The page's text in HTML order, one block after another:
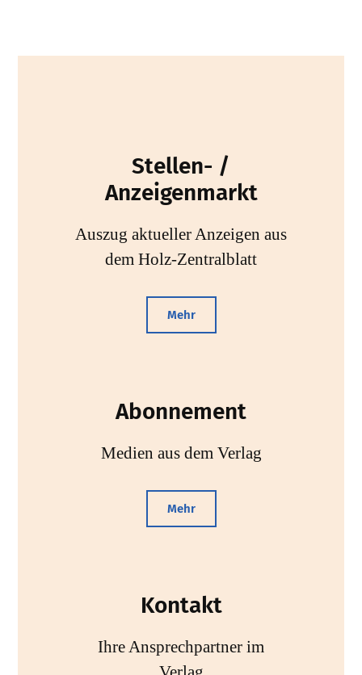
Stellen- /
Anzeigenmarkt
Auszug aktueller Anzeigen aus
dem Holz-Zentralblatt
Mehr
Abonnement
Medien aus dem Verlag
Mehr
Kontakt
Ihre Ansprechpartner im